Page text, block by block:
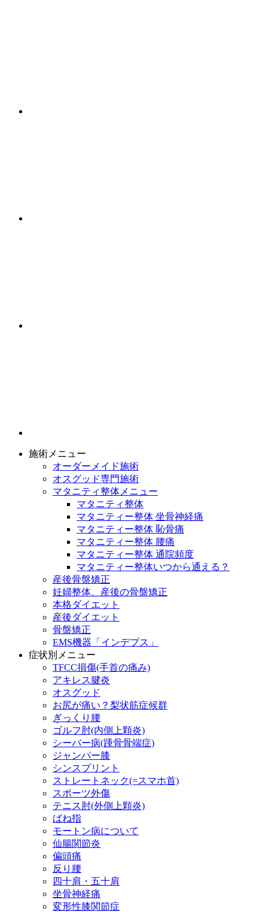
施術メニュー
オーダーメイド施術
オスグッド専門施術
マタニティ整体メニュー
マタニティ整体
マタニティー整体 坐骨神経痛
マタニティー整体 恥骨痛
マタニティー整体 腰痛
マタニティー整体 通院頻度
マタニティー整体いつから通える？
産後骨盤矯正
妊婦整体、産後の骨盤矯正
本格ダイエット
産後ダイエット
骨盤矯正
EMS機器「インデプス」
症状別メニュー
TFCC損傷(手首の痛み)
アキレス腱炎
オスグッド
お尻が痛い？梨状筋症候群
ぎっくり腰
ゴルフ肘(内側上顆炎)
シーバー病(踵骨骨端症)
ジャンパー膝
シンスプリント
ストレートネック(=スマホ首)
スポーツ外傷
テニス肘(外側上顆炎)
ばね指
モートン病について
仙腸関節炎
偏頭痛
反り腰
四十肩・五十肩
坐骨神経痛
変形性膝関節症